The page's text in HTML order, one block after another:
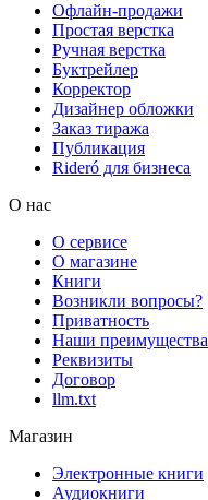
Офлайн-продажи
Простая верстка
Ручная верстка
Буктрейлер
Корректор
Дизайнер обложки
Заказ тиража
Публикация
Rideró для бизнеса
О нас
О сервисе
О магазине
Книги
Возникли вопросы?
Приватность
Наши преимущества
Реквизиты
Договор
llm.txt
Магазин
Электронные книги
Аудиокниги